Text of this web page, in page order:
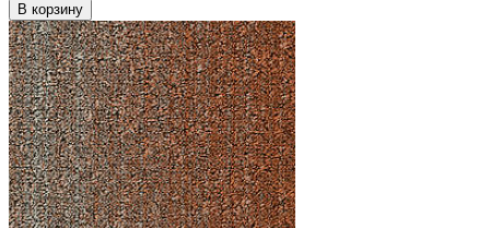
В корзину